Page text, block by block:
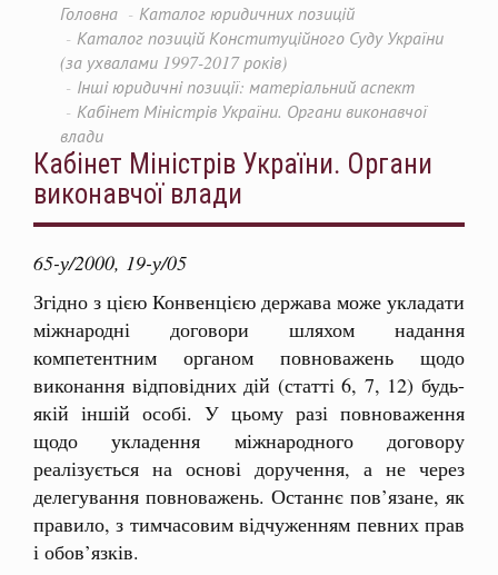
Головна
Каталог юридичних позицій
Каталог позицій Конституційного Суду України
(за ухвалами 1997-2017 років)
Інші юридичні позиції: матеріальний аспект
Кабінет Міністрів України. Органи виконавчої
влади
Кабінет Міністрів України. Органи
виконавчої влади
65-у/2000, 19-у/05
Згідно з цією Конвенцією держава може укладати
міжнародні договори шляхом надання
компетентним органом повноважень щодо
виконання відповідних дій (статті 6, 7, 12) будь-
якій іншій особі. У цьому разі повноваження
щодо укладення міжнародного договору
реалізується на основі доручення, а не через
делегування повноважень. Останнє пов’язане, як
правило, з тимчасовим відчуженням певних прав
і обов’язків.